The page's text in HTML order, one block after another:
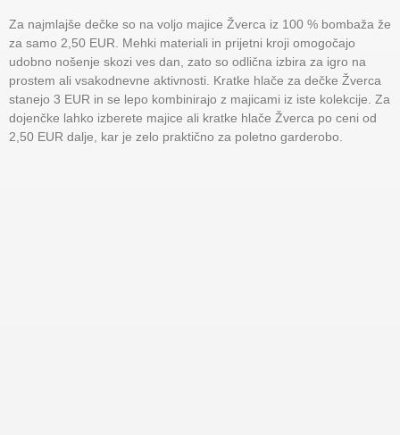
Za najmlajše dečke so na voljo majice Žverca iz 100 % bombaža že
za samo 2,50 EUR. Mehki materiali in prijetni kroji omogočajo
udobno nošenje skozi ves dan, zato so odlična izbira za igro na
prostem ali vsakodnevne aktivnosti. Kratke hlače za dečke Žverca
stanejo 3 EUR in se lepo kombinirajo z majicami iz iste kolekcije. Za
dojenčke lahko izberete majice ali kratke hlače Žverca po ceni od
2,50 EUR dalje, kar je zelo praktično za poletno garderobo.